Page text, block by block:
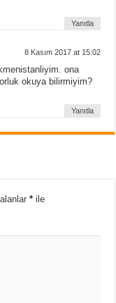
Yanıtla
8 Kasım 2017 at 15:02
ona
okuya bilirmiyim?
Yanıtla
* ile